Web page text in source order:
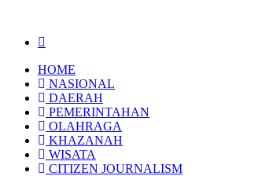
HOME
NASIONAL
DAERAH
PEMERINTAHAN
OLAHRAGA
KHAZANAH
WISATA
CITIZEN JOURNALISM